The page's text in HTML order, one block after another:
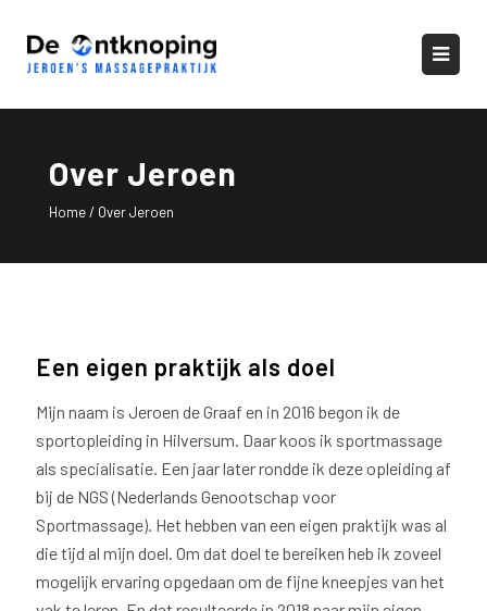
Over Jeroen
Home/ Over Jeroen
Een eigen praktijk als doel
Mijn naam is Jeroen de Graaf en in 2016 begon ik de
sportopleiding in Hilversum. Daar koos ik sportmassage
als specialisatie. Een jaar later rondde ik deze opleiding af
bij de NGS (Nederlands Genootschap voor
Sportmassage). Het hebben van een eigen praktijk was al
die tijd al mijn doel. Om dat doel te bereiken heb ik zoveel
mogelijk ervaring opgedaan om de fijne kneepjes van het